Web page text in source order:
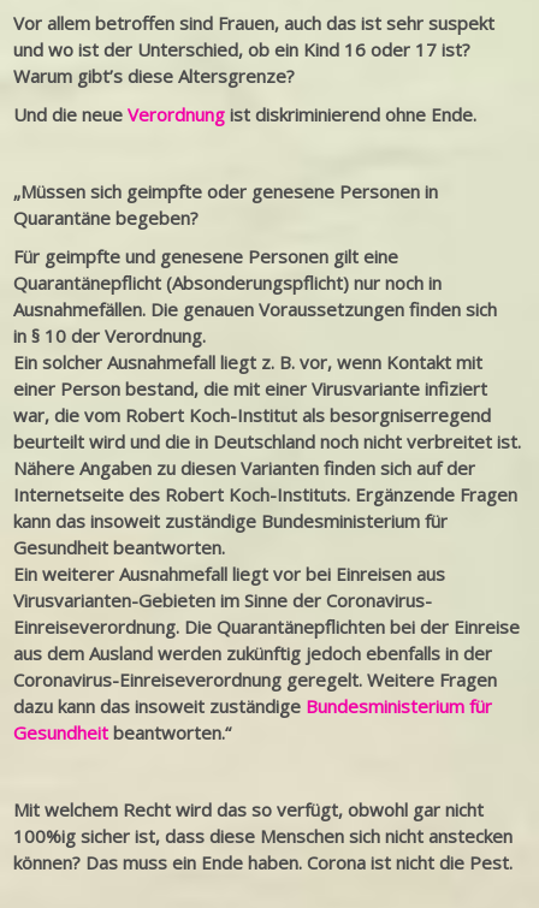
Vor allem betroffen sind Frauen, auch das ist sehr suspekt
und wo ist der Unterschied, ob ein Kind 16 oder 17 ist?
Warum gibt’s diese Altersgrenze?
Und die neueVerordnung ist diskriminierend ohne Ende.
„Müssen sich geimpfte oder genesene Personen in
Quarantäne begeben?
Für geimpfte und genesene Personen gilt eine
Quarantänepflicht (Absonderungspflicht) nur noch in
Ausnahmefällen. Die genauen Voraussetzungen finden sich
in § 10 der Verordnung.
Ein solcher Ausnahmefall liegt z. B. vor, wenn Kontakt mit
einer Person bestand, die mit einer Virusvariante infiziert
war, die vom Robert Koch-Institut als besorgniserregend
beurteilt wird und die in Deutschland noch nicht verbreitet ist.
Nähere Angaben zu diesen Varianten finden sich auf der
Internetseite des Robert Koch-Instituts. Ergänzende Fragen
kann das insoweit zuständige Bundesministerium für
Gesundheit beantworten.
Ein weiterer Ausnahmefall liegt vor bei Einreisen aus
Virusvarianten-Gebieten im Sinne der Coronavirus-
Einreiseverordnung. Die Quarantänepflichten bei der Einreise
aus dem Ausland werden zukünftig jedoch ebenfalls in der
Coronavirus-Einreiseverordnung geregelt. Weitere Fragen
dazu kann das insoweit zuständige Bundesministerium für
Gesundheit beantworten.“
Mit welchem Recht wird das so verfügt, obwohl gar nicht
100%ig sicher ist, dass diese Menschen sich nicht anstecken
können? Das muss ein Ende haben. Corona ist nicht die Pest.